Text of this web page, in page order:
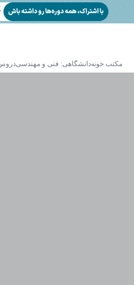
مکتب خونهدانشگاهی: فنی و مهندسی